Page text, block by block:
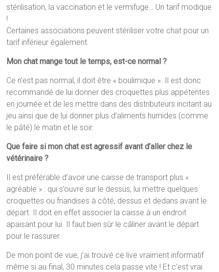
stérilisation, la vaccination et le vermifuge… Un tarif modique
!
Certaines associations peuvent stériliser votre chat pour un
tarif inférieur également.
Mon chat mange tout le temps, est-ce normal ?
Ce n’est pas normal, il doit être « boulimique ». Il est donc
recommandé de lui donner des croquettes plus appétentes
en journée et de les mettre dans des distributeurs incitant au
jeu ainsi que de lui donner plus d’aliments humides (comme
le pâté) le matin et le soir.
Que faire si mon chat est agressif avant d’aller chez le
vétérinaire ?
Il est préférable d’avoir une caisse de transport plus «
agréable » : qui s’ouvre sur le dessus, lui mettre quelques
croquettes ou friandises à côté, dessus et dedans avant le
départ. Il doit en effet associer la caisse à un endroit
apaisant pour lui. Il faut bien sûr le câliner avant le départ
pour le rassurer.
De mon point de vue, j’ai trouvé ce live vraiment informatif
même si au final, 30 minutes cela passe vite ! Et c’est vrai